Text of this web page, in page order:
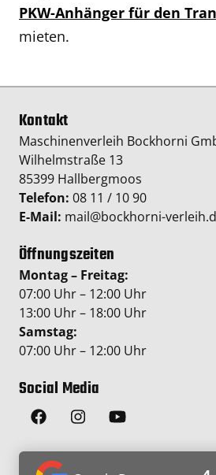
PKW-Anhänger für den
mieten.
Kontakt
Maschinenverleih Bockhorni
Wilhelmstraße 13
85399 Hallbergmoos
Telefon: 08 11 / 10 90
E-Mail: mail@bockhorni-
Öffnungszeiten
Montag – Freitag:
07:00 Uhr – 12:00 Uhr
13:00 Uhr – 18:00 Uhr
Samstag:
07:00 Uhr – 12:00 Uhr
Social Media